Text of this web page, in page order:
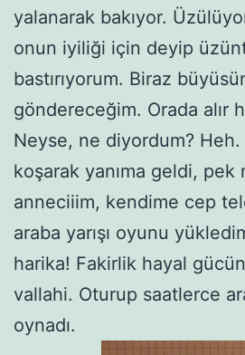
yalanarak bakıyor.
onun iyiliği için deyip
bastırıyorum. Biraz
göndereceğim. Orada alır
Neyse, ne diyordum?
koşarak yanıma geldi, pek
anneciiim, kendime cep
araba yarışı oyunu
harika! Fakirlik hayal
vallahi. Oturup saatlerce
oynadı.